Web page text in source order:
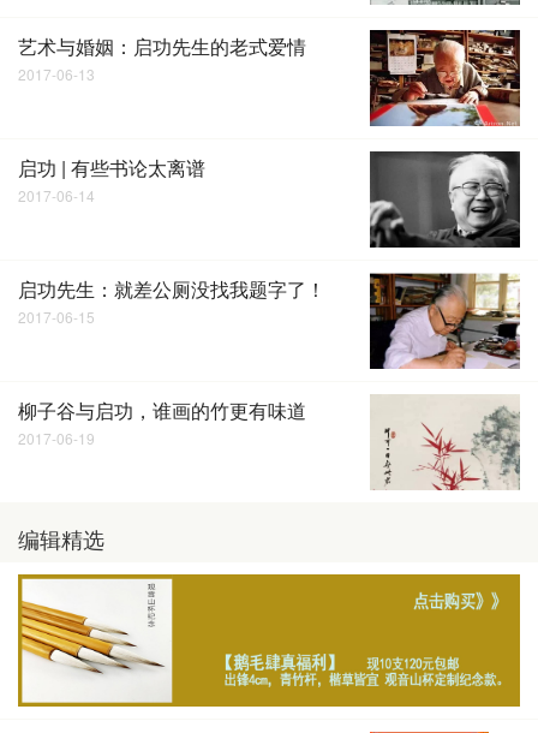
艺术与婚姻：启功先生的老式爱情
2017-06-13
启功 | 有些书论太离谱
2017-06-14
启功先生：就差公厕没找我题字了！
2017-06-15
柳子谷与启功，谁画的竹更有味道
2017-06-19
编辑精选